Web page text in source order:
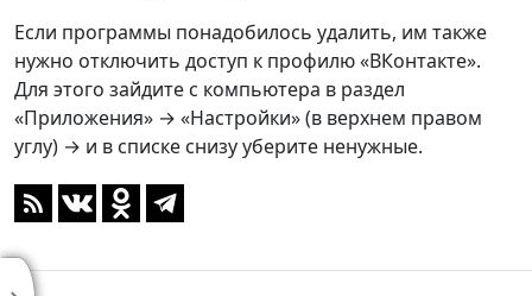
Если программы понадобилось удалить, им также
нужно отключить доступ к профилю «ВКонтакте».
Для этого зайдите с компьютера в раздел
«Приложения» → «Настройки» (в верхнем правом
углу) → и в списке снизу уберите ненужные.